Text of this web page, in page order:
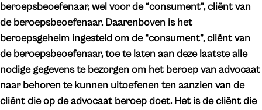
beroepsbeoefenaar, wel voor de “consument”, cliënt van
de beroepsbeoefenaar. Daarenboven is het
beroepsgeheim ingesteld om de “consument”, cliënt van
de beroepsbeoefenaar, toe te laten aan deze laatste alle
nodige gegevens te bezorgen om het beroep van advocaat
naar behoren te kunnen uitoefenen ten aanzien van de
cliënt die op de advocaat beroep doet. Het is de cliënt die